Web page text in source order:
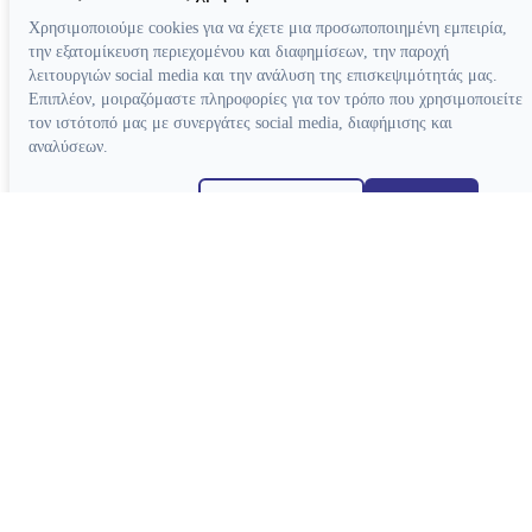
Χρησιμοποιούμε cookies για να έχετε μια προσωποποιημένη εμπειρία,
την εξατομίκευση περιεχομένου και διαφημίσεων, την παροχή
λειτουργιών social media και την ανάλυση της επισκεψιμότητάς μας.
Επιπλέον, μοιραζόμαστε πληροφορίες για τον τρόπο που χρησιμοποιείτε
τον ιστότοπό μας με συνεργάτες social media, διαφήμισης και
αναλύσεων.